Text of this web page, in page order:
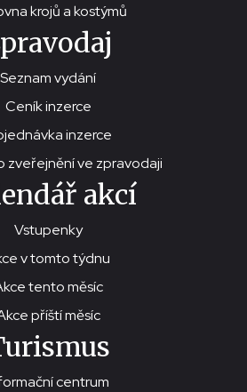
krojů a kostýmů
Seznam vydání
Ceník inzerce
inzerce
zveřejnění ve zpravodaji
akcí
Vstupenky
v tomto týdnu
tento měsíc
příští měsíc
centrum